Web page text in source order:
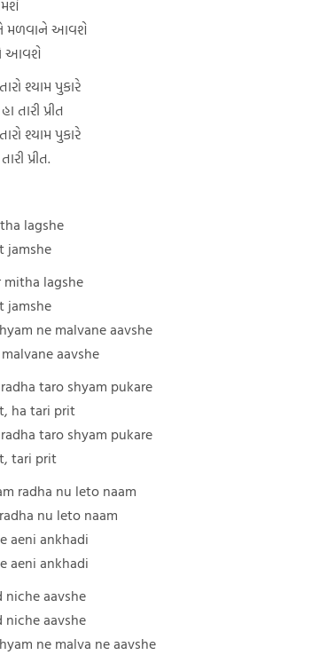
મળવાને આવશે
આવશે
શ્યામ પુકારે
તારી પ્રીત
શ્યામ પુકારે
પ્રીત.
lagshe
jamshe
mitha lagshe
jamshe
ne malvane aavshe
aavshe
taro shyam pukare
ha tari prit
taro shyam pukare
tari prit
radha nu leto naam
nu leto naam
aeni ankhadi
aeni ankhadi
niche aavshe
niche aavshe
ne malva ne aavshe